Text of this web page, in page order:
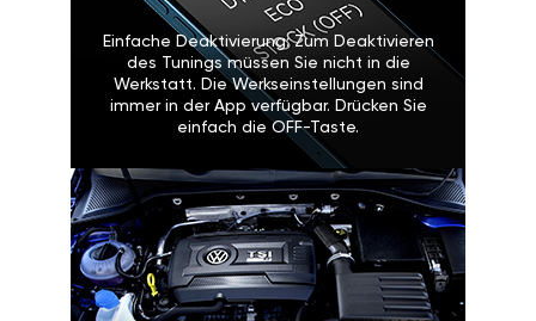
Einfache Deaktivierung: Zum Deaktivieren
des Tunings müssen Sie nicht in die
Werkstatt. Die Werkseinstellungen sind
immer in der App verfügbar. Drücken Sie
einfach die OFF-Taste.